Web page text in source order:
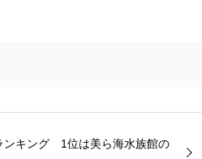
ンキング 1位は美ら海水族館の